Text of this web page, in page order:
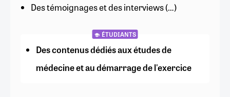
Des témoignages et des interviews (…)
ÉTUDIANTS
Des contenus dédiés aux études de
médecine et au démarrage de l'exercice